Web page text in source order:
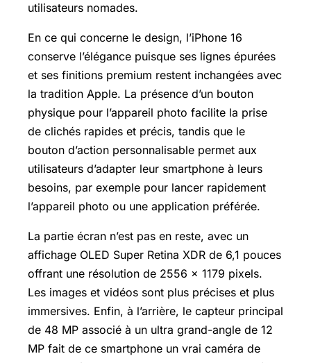
utilisateurs nomades.
En ce qui concerne le design, l’iPhone 16
conserve l’élégance puisque ses lignes épurées
et ses finitions premium restent inchangées avec
la tradition Apple. La présence d’un bouton
physique pour l’appareil photo facilite la prise
de clichés rapides et précis, tandis que le
bouton d’action personnalisable permet aux
utilisateurs d’adapter leur smartphone à leurs
besoins, par exemple pour lancer rapidement
l’appareil photo ou une application préférée.
La partie écran n’est pas en reste, avec un
affichage OLED Super Retina XDR de 6,1 pouces
offrant une résolution de 2556 x 1179 pixels.
Les images et vidéos sont plus précises et plus
immersives. Enfin, à l’arrière, le capteur principal
de 48 MP associé à un ultra grand-angle de 12
MP fait de ce smartphone un vrai caméra de